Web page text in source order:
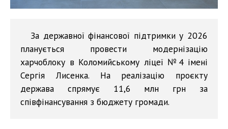
За державної фінансової підтримки у 2026
планується провести модернізацію
харчоблоку в Коломийському ліцеї №4 імені
Сергія Лисенка. На реалізацію проєкту
держава спрямує 11,6 млн грн за
співфінансування з бюджету громади.